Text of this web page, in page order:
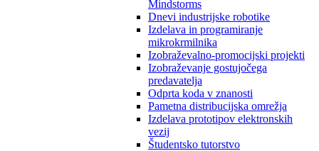
Mindstorms
Dnevi industrijske robotike
Izdelava in programiranje
mikrokrmilnika
Izobraževalno-promocijski projekti
Izobraževanje gostujočega
predavatelja
Odprta koda v znanosti
Pametna distribucijska omrežja
Izdelava prototipov elektronskih
vezij
Študentsko tutorstvo